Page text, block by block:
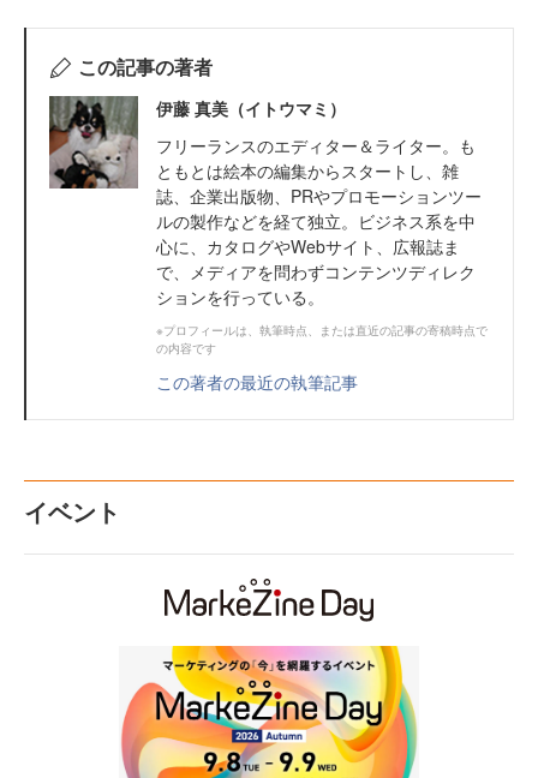
この記事の著者
伊藤 真美（イトウマミ）
フリーランスのエディター＆ライター。も
ともとは絵本の編集からスタートし、雑
誌、企業出版物、PRやプロモーションツー
ルの製作などを経て独立。ビジネス系を中
心に、カタログやWebサイト、広報誌ま
で、メディアを問わずコンテンツディレク
ションを行っている。
※プロフィールは、執筆時点、または直近の記事の寄稿時点で
の内容です
この著者の最近の執筆記事
イベント